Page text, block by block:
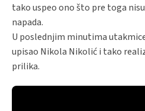
tako uspeo ono što pre toga
napada.
U poslednjim minutima
upisao Nikola Nikolić i tako
prilika.